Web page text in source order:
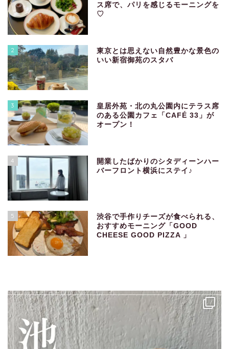
ス席で、パリを感じるモーニングを
♡
2
東京とは思えない自然豊かな景色の
いい新宿御苑のスタバ
3
皇居外苑・北の丸公園内にテラス席
のある公園カフェ「CAFÉ 33」が
オープン！
4
開業したばかりのシタディーンハー
バーフロント横浜にステイ♪
5
渋谷で手作りチーズが食べられる、
おすすめモーニング「GOOD
CHEESE GOOD PIZZA 」